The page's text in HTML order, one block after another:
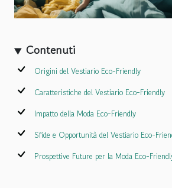
Contenuti
Origini del Vestiario Eco-Friendly
Caratteristiche del Vestiario Eco-Friendly
Impatto della Moda Eco-Friendly
Sfide e Opportunità del Vestiario Eco-
Prospettive Future per la Moda Eco-